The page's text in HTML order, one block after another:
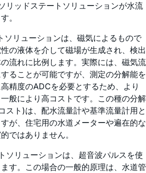
リッドステートソリューションが水流
。
ソリューションは、磁気によるもので
の液体を介して磁場が生成され、検出
流れに比例します。実際には、磁気流
ることが可能ですが、測定の分解能を
精度のADCを必要とするため、より
般により高コストです。この種の分解
スト)は、配水流量計や基準流量計用と
が、住宅用の水道メーターや遍在的な
ではありません。
ソリューションは、超音波パルスを使
す。この場合の一般的原理は、水道管